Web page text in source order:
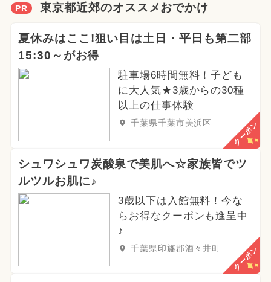
PR 東京都近郊のオススメおでかけ
夏休みはここ!狙い目は土日・平日も第二部
15:30～がお得
駐車場6時間無料！子ども
に大人気★3歳からの30種
以上の仕事体験
千葉県千葉市美浜区 クーポン
シュワシュワ炭酸泉で美肌へ☆家族皆でツ
ルツルお肌に♪
3歳以下は入館無料！今な
らお得なクーポンも進呈中
♪
千葉県印旛郡酒々井町 クーポン